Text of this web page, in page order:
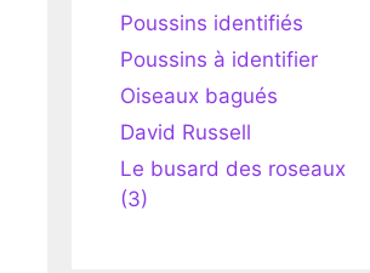
Poussins identifiés
Poussins à identifier
Oiseaux bagués
David Russell
Le busard des roseaux
(3)